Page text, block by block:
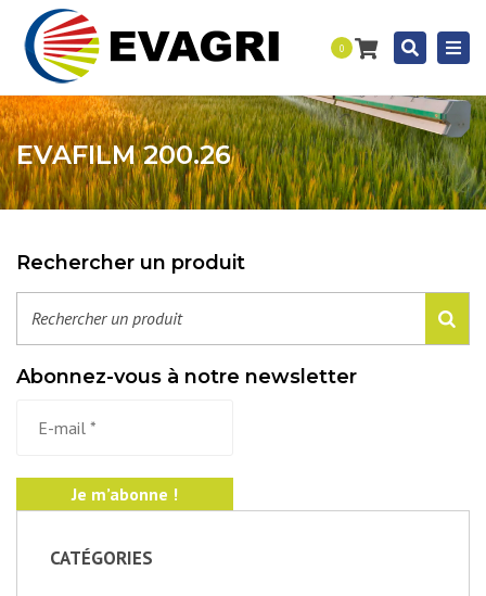
0
EVAFILM 200.26
Rechercher un produit
Abonnez-vous à notre newsletter
CATÉGORIES